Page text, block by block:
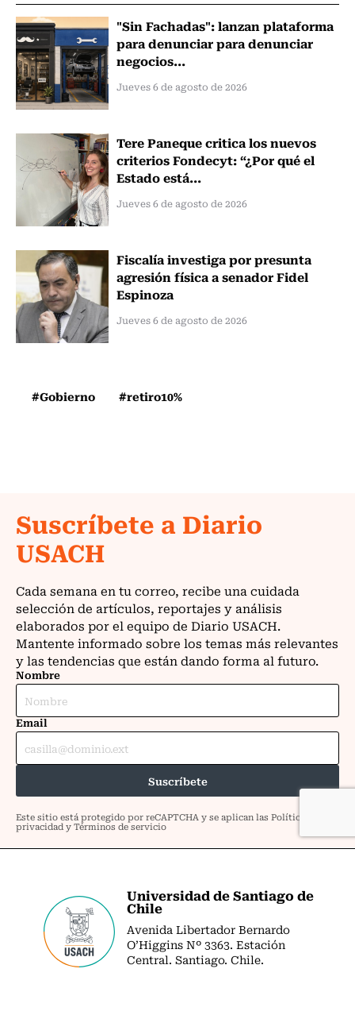
"Sin Fachadas": lanzan plataforma
para denunciar para denunciar
negocios...
Jueves 6 de agosto de 2026
Tere Paneque critica los nuevos
criterios Fondecyt: “¿Por qué el
Estado está...
Jueves 6 de agosto de 2026
Fiscalía investiga por presunta
agresión física a senador Fidel
Espinoza
Jueves 6 de agosto de 2026
#Gobierno #retiro10%
Universidad de Santiago de
Chile
Avenida Libertador Bernardo
O’Higgins Nº 3363. Estación
Central. Santiago. Chile.